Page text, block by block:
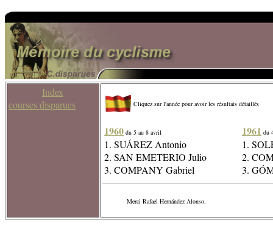
Index
courses disparues
Cliquez sur l'année pour avoir les résultats détaillés
1960 du 5 au 8 avril
1. SUÁREZ Antonio
2. SAN EMETERIO Julio
3. COMPANY Gabriel
1961 du
1.
2.
3.
Merci Rafael Hernández Alonso.